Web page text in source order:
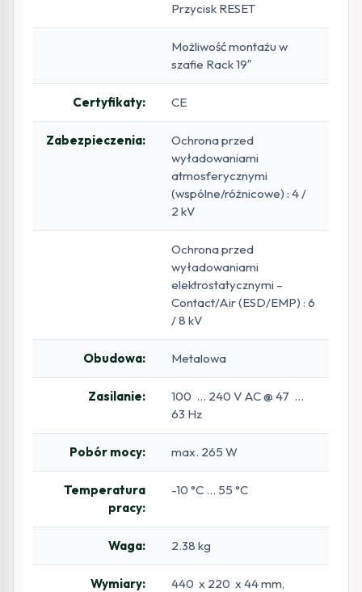
Przycisk RESET
Możliwość montażu w
szafie Rack 19″
Certyfikaty: CE
Zabezpieczenia:
Ochrona przed
wyładowaniami
atmosferycznymi
(wspólne/różnicowe) : 4 /
2 kV
Ochrona przed
wyładowaniami
elektrostatycznymi –
Contact/Air (ESD/EMP) : 6
/ 8 kV
Obudowa: Metalowa
Zasilanie:
100 … 240 V AC @ 47 …
63 Hz
Pobór mocy: max. 265 W
Temperatura
pracy:
-10 °C … 55 °C
Waga: 2.38 kg
Wymiary:
440 x 220 x 44 mm,